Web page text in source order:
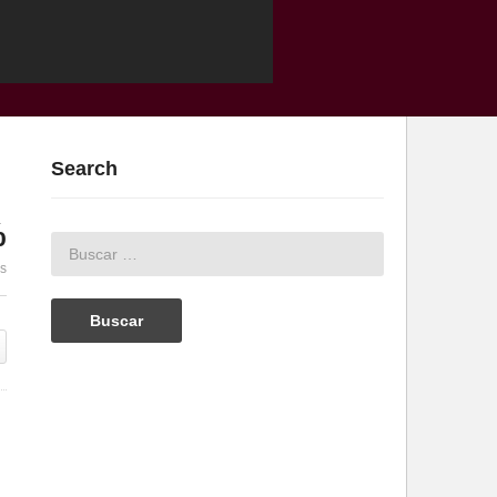
Search